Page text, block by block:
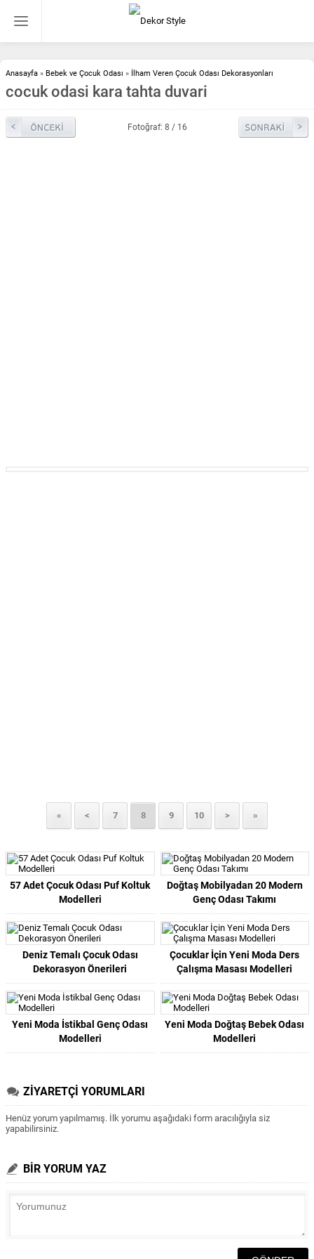
Anasayfa » Bebek ve Çocuk Odası » İlham Veren Çocuk Odası Dekorasyonları
cocuk odasi kara tahta duvari
Fotoğraf: 8 / 16
« < 7 8 9 10 > »
57 Adet Çocuk Odası Puf Koltuk
Modelleri
Doğtaş Mobilyadan 20 Modern
Genç Odası Takımı
Deniz Temalı Çocuk Odası
Dekorasyon Önerileri
Çocuklar İçin Yeni Moda Ders
Çalışma Masası Modelleri
Yeni Moda İstikbal Genç Odası
Modelleri
Yeni Moda Doğtaş Bebek Odası
Modelleri
ZİYARETÇİ YORUMLARI
Henüz yorum yapılmamış. İlk yorumu aşağıdaki form aracılığıyla siz
yapabilirsiniz.
BİR YORUM YAZ